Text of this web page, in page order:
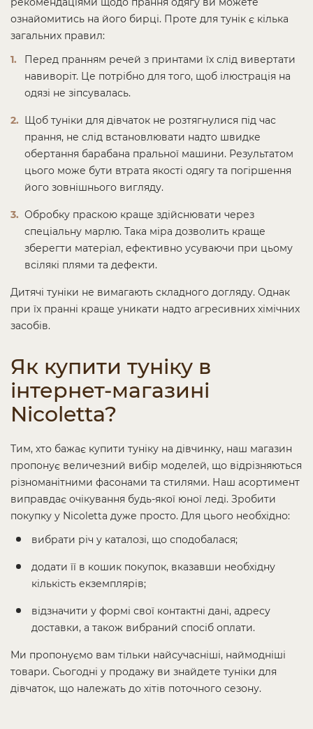
ознайомитись на його бирці. Проте для тунік є кілька
загальних правил:
Перед пранням речей з принтами їх слід вивертати
навиворіт. Це потрібно для того, щоб ілюстрація на
одязі не зіпсувалась.
Щоб туніки для дівчаток не розтягнулися під час
прання, не слід встановлювати надто швидке
обертання барабана пральної машини. Результатом
цього може бути втрата якості одягу та погіршення
його зовнішнього вигляду.
Обробку праскою краще здійснювати через
спеціальну марлю. Така міра дозволить краще
зберегти матеріал, ефективно усуваючи при цьому
всілякі плями та дефекти.
Дитячі туніки не вимагають складного догляду. Однак
при їх пранні краще уникати надто агресивних хімічних
засобів.
Як купити туніку в
інтернет-магазині
Nicoletta?
Тим, хто бажає купити туніку на дівчинку, наш магазин
пропонує величезний вибір моделей, що відрізняються
різноманітними фасонами та стилями. Наш асортимент
виправдає очікування будь-якої юної леді. Зробити
покупку у Nicoletta дуже просто. Для цього необхідно:
вибрати річ у каталозі, що сподобалася;
додати її в кошик покупок, вказавши необхідну
кількість екземплярів;
відзначити у формі свої контактні дані, адресу
доставки, а також вибраний спосіб оплати.
Ми пропонуємо вам тільки найсучасніші, наймодніші
товари. Сьогодні у продажу ви знайдете туніки для
дівчаток, що належать до хітів поточного сезону.